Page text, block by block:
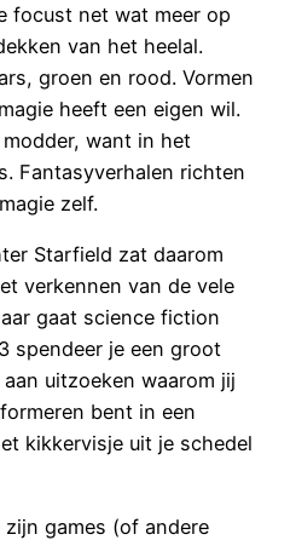
focust net wat meer op
van het heelal.
groen en rood. Vormen
heeft een eigen wil.
want in het
Fantasyverhalen richten
zelf.
Starfield zat daarom
verkennen van de vele
gaat science fiction
spendeer je een groot
uitzoeken waarom jij
bent in een
kikkervisje uit je schedel
games (of andere